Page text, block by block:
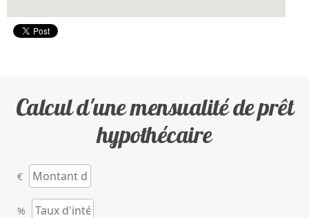
Calcul d'une mensualité de prêt
hypothécaire
€
%